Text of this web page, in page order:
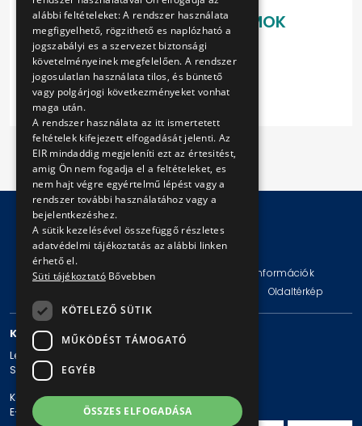
LETÖLTHETŐ DOKUMENTUMOK
Ajánlati felhívás
Műszaki Specifikáció
© Copyright 2026 BKV Zrt.
Impresszum Jogi nyilatkozat
Technikai információk
Oldaltérkép
KAPCSOLAT
Levelezési cím: 1980 Budapest, Pf. 11.
Székhely: 1980 Budapest, Akácfa u. 15.
Központi telefonszám: + 36 1 461-65-00
E-mail cím: bkv@bkv.hu
alábbi feltételeket: A rendszer használata
megfigyelhető, rögzithető es naplózható a
jogszabályi es a szervezet biztonsági
követelményeinek megfelelően. A rendszer
jogosulatlan használata tilos, és büntető
vagy polgárjogi következményeket vonhat
maga után.
A rendszer használata az itt ismertetett
feltételek kifejezett elfogadását jelenti. Az
EIR mindaddig megjeleníti ezt az értesitést,
amig Ön nem fogadja el a feltételeket, es
nem hajt végre egyértelmű lépést vagy a
rendszer további használatához vagy a
bejelentkezéshez.
A sütik kezelésével összefüggő részletes
adatvédelmi tájékoztatás az alábbi linken
érhető el.
Süti tájékoztató Bővebben
KÖTELEZŐ SÜTIK
MŰKÖDÉST TÁMOGATÓ
EGYÉB
ÖSSZES ELFOGADÁSA